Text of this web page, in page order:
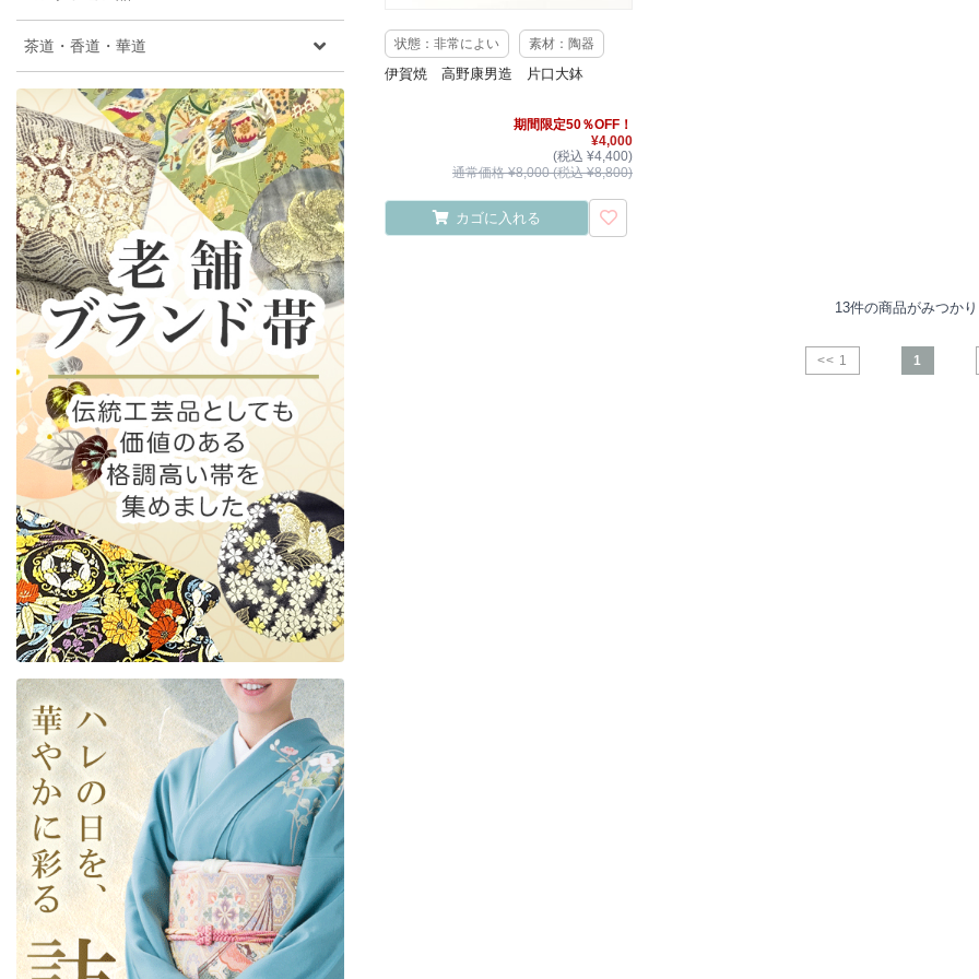
茶道・香道・華道 状態：非常によい 素材：陶器
伊賀焼 高野康男造 片口大鉢
期間限定50％OFF！
¥4,000
(税込 ¥4,400)
通常価格 ¥8,000 (税込 ¥8,800)
カゴに入れる
13件の商品がみつか
<< 1 1